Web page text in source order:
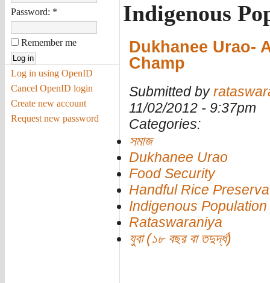
Password: *
Remember me
Log in using OpenID
Cancel OpenID login
Create new account
Request new password
Indigenous
Dukhanee Urao-
Champ
Submitted by
11/02/2012 - 9:37pm
Categories:
সমাজ
Dukhanee Urao
Food Security
Handful Rice
Indigenous
Rataswaraniya
যুবা (১৮ বছর বা তদুর্দ্ধ)